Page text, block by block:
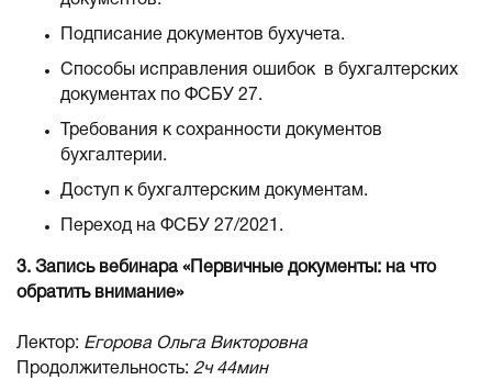
Подписание документов бухучета.
Способы исправления ошибок в бухгалтерских
документах по ФСБУ 27.
Требования к сохранности документов
бухгалтерии.
Доступ к бухгалтерским документам.
Переход на ФСБУ 27/2021.
3. Запись вебинара «Первичные документы: на что
обратить внимание»
Лектор: Егорова Ольга Викторовна
Продолжительность: 2ч 44мин